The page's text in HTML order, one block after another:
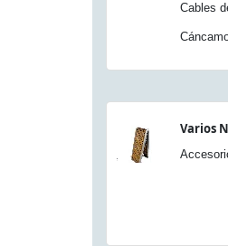
Cables
Varios